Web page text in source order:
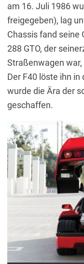
am 16. Juli 1986
freigegeben), lag
Chassis fand seine
288 GTO, der
Straßenwagen
Der F40 löste ihn
wurde die Ära der
geschaffen.